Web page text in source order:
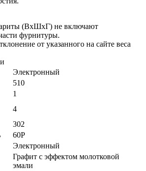
(ВхШхГ) не включают
фурнитуры.
от указанного на сайте веса
Электронный
510
1
4
302
60P
Электронный
Графит с эффектом молотковой
эмали